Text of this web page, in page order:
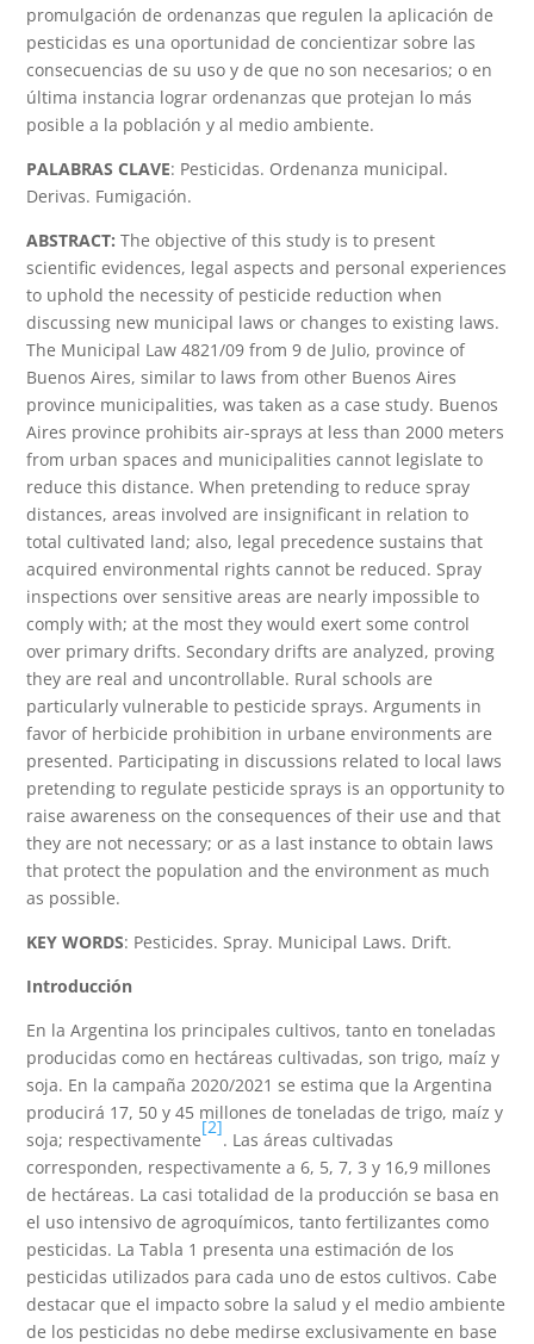
promulgación de ordenanzas que regulen la aplicación de
pesticidas es una oportunidad de concientizar sobre las
consecuencias de su uso y de que no son necesarios; o en
última instancia lograr ordenanzas que protejan lo más
posible a la población y al medio ambiente.
PALABRAS CLAVE: Pesticidas. Ordenanza municipal.
Derivas. Fumigación.
ABSTRACT:The objective of this study is to present
scientific evidences, legal aspects and personal experiences
to uphold the necessity of pesticide reduction when
discussing new municipal laws or changes to existing laws.
The Municipal Law 4821/09 from 9 de Julio, province of
Buenos Aires, similar to laws from other Buenos Aires
province municipalities, was taken as a case study. Buenos
Aires province prohibits air-sprays at less than 2000 meters
from urban spaces and municipalities cannot legislate to
reduce this distance. When pretending to reduce spray
distances, areas involved are insignificant in relation to
total cultivated land; also, legal precedence sustains that
acquired environmental rights cannot be reduced. Spray
inspections over sensitive areas are nearly impossible to
comply with; at the most they would exert some control
over primary drifts. Secondary drifts are analyzed, proving
they are real and uncontrollable. Rural schools are
particularly vulnerable to pesticide sprays. Arguments in
favor of herbicide prohibition in urbane environments are
presented. Participating in discussions related to local laws
pretending to regulate pesticide sprays is an opportunity to
raise awareness on the consequences of their use and that
they are not necessary; or as a last instance to obtain laws
that protect the population and the environment as much
as possible.
KEY WORDS: Pesticides. Spray. Municipal Laws. Drift.
Introducción
En la Argentina los principales cultivos, tanto en toneladas
producidas como en hectáreas cultivadas, son trigo, maíz y
soja. En la campaña 2020/2021 se estima que la Argentina
producirá 17, 50 y 45 millones de toneladas de trigo, maíz y
soja; respectivamente
[2]
. Las áreas cultivadas
corresponden, respectivamente a 6, 5, 7, 3 y 16,9 millones
de hectáreas. La casi totalidad de la producción se basa en
el uso intensivo de agroquímicos, tanto fertilizantes como
pesticidas. La Tabla 1 presenta una estimación de los
pesticidas utilizados para cada uno de estos cultivos. Cabe
destacar que el impacto sobre la salud y el medio ambiente
de los pesticidas no debe medirse exclusivamente en base